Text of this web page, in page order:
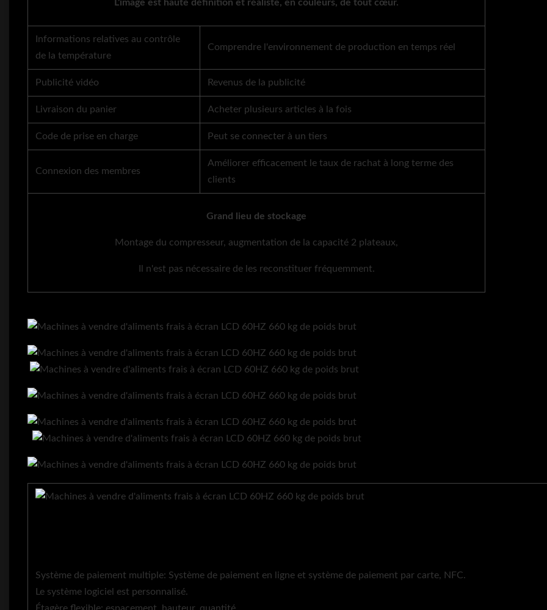
L'image est haute définition et réaliste, en couleurs, de tout cœur.
Informations relatives au contrôle
de la température
Comprendre l'environnement de production en temps réel
Publicité vidéo Revenus de la publicité
Livraison du panier Acheter plusieurs articles à la fois
Code de prise en charge Peut se connecter à un tiers
Connexion des membres
Améliorer efficacement le taux de rachat à long terme des
clients
Grand lieu de stockage
Montage du compresseur, augmentation de la capacité 2 plateaux,
Il n'est pas nécessaire de les reconstituer fréquemment.
Système de paiement multiple: Système de paiement en ligne et système de paiement par carte, NFC.
Le système logiciel est personnalisé.